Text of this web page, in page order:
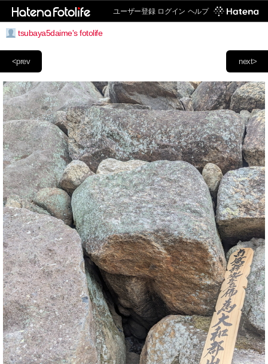
ユーザー登録 ログイン ヘルプ
tsubaya5daime's fotolife
next>
<prev